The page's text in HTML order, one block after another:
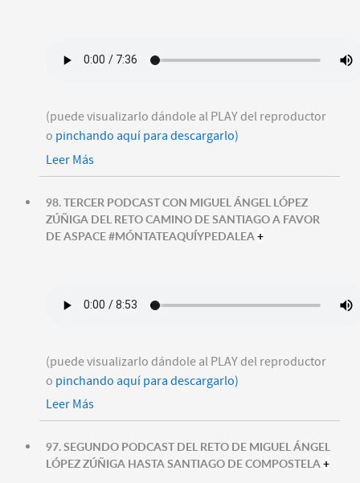
(puede visualizarlo dándole al PLAY del reproductor
o pinchando aquí para descargarlo)
Leer Más
98. TERCER PODCAST CON MIGUEL ÁNGEL LÓPEZ
ZÚÑIGA DEL RETO CAMINO DE SANTIAGO A FAVOR
DE ASPACE #MÓNTATEAQUÍYPEDALEA +
(puede visualizarlo dándole al PLAY del reproductor
o pinchando aquí para descargarlo)
Leer Más
97. SEGUNDO PODCAST DEL RETO DE MIGUEL ÁNGEL
LÓPEZ ZÚÑIGA HASTA SANTIAGO DE COMPOSTELA+